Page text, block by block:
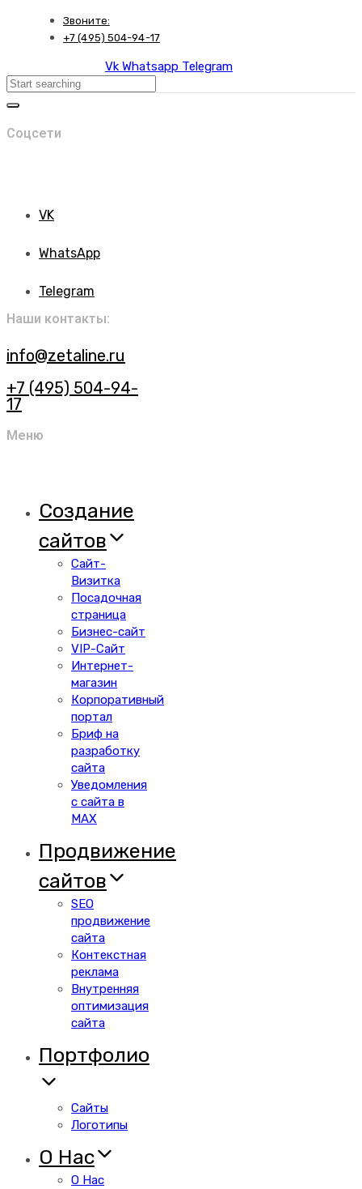
Skip
to
Звоните:
+7 (495) 504-94-17
Vk Whatsapp Telegram
Search
Соцсети
VK
WhatsApp
Telegram
Наши контакты:
info@zetaline.ru
+7 (495) 504-94-
17
Меню
Создание
сайтов
Сайт-
Визитка
Посадочная
страница
Бизнес-сайт
VIP-Сайт
Интернет-
магазин
Корпоративный
портал
Бриф на
разработку
сайта
Уведомления
с сайта в
MAX
Продвижение
сайтов
SEO
продвижение
сайта
Контекстная
реклама
Внутренняя
оптимизация
сайта
Портфолио
Сайты
Логотипы
О Нас
О Нас